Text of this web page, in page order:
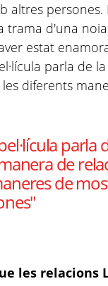
altres persones.
trama d'una
estat
parla de
diferents
parla
de
de
les relacions